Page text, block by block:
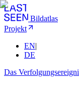
Bildatlas
Projekt
EN|
DE
Das